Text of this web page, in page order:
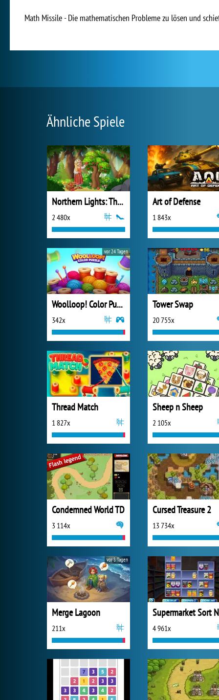
Math Missile - Die mathematischen Probleme zu lösen und
Ähnliche Spiele
Northern Lights: The Secret of the Forest
2 480x
Art of Defense
1 843x
Woolloop! Color Puzzle
342x
vor 24 Tagen
Tower Swap
20 755x
Thread Match
1 827x
Sheep n Sheep
2 105x
Condemned World TD
3 114x
Cursed Treasure 2
13 734x
Merge Lagoon
211x
vor 8 Tagen
4 961x